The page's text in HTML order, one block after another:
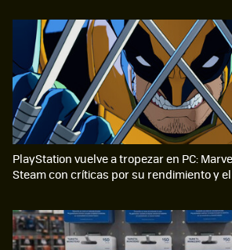
PlayStation vuelve a tropezar en PC:
Steam con críticas por su rendimiento y